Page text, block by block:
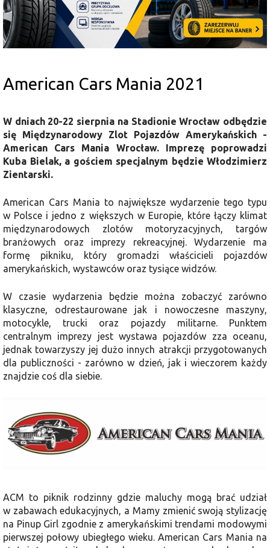
American Cars Mania 2021
W dniach 20-22 sierpnia na Stadionie Wrocław odbędzie
się Międzynarodowy Zlot Pojazdów Amerykańskich -
American Cars Mania Wrocław. Imprezę poprowadzi
Kuba Bielak, a gościem specjalnym będzie Włodzimierz
Zientarski.
American Cars Mania to największe wydarzenie tego typu
w Polsce i jedno z większych w Europie, które łączy klimat
międzynarodowych zlotów motoryzacyjnych, targów
branżowych oraz imprezy rekreacyjnej. Wydarzenie ma
formę pikniku, który gromadzi właścicieli pojazdów
amerykańskich, wystawców oraz tysiące widzów.
W czasie wydarzenia będzie można zobaczyć zarówno
klasyczne, odrestaurowane jak i nowoczesne maszyny,
motocykle, trucki oraz pojazdy militarne. Punktem
centralnym imprezy jest wystawa pojazdów zza oceanu,
jednak towarzyszy jej dużo innych atrakcji przygotowanych
dla publiczności - zarówno w dzień, jak i wieczorem każdy
znajdzie coś dla siebie.
ACM to piknik rodzinny gdzie maluchy mogą brać udział
w zabawach edukacyjnych, a Mamy zmienić swoją stylizację
na Pinup Girl zgodnie z amerykańskimi trendami modowymi
pierwszej połowy ubiegłego wieku. American Cars Mania na